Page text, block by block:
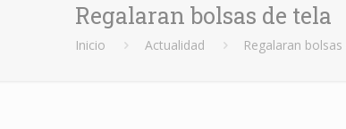
Regalaran bolsas de tela
Inicio Actualidad Regalaran